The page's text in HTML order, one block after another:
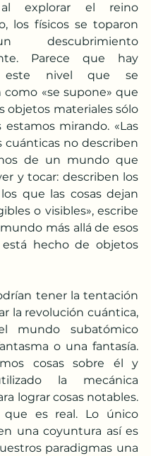
explorar el reino
los físicos se toparon
Parece que hay
este nivel que se
«se supone» que
objetos materiales sólo
estamos mirando. «Las
cuánticas no describen
de un mundo que
y tocar: describen los
que las cosas dejan
o visibles», escribe
mundo más allá de esos
hecho de objetos
tener la tentación
la revolución cuántica,
mundo subatómico
o una fantasía.
cosas sobre él y
la mecánica
lograr cosas notables.
que es real. Lo único
una coyuntura así es
paradigmas una